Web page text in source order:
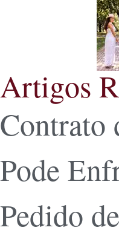
Artigos
Contrato
Pode
Pedido